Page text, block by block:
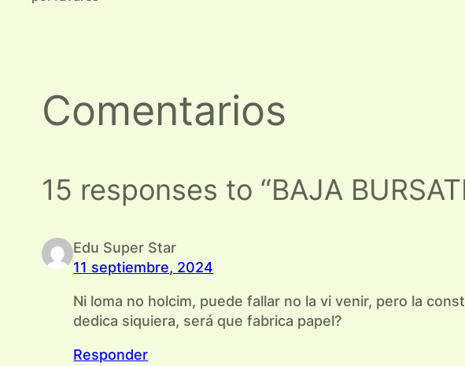
Comentarios
15 responses to “BAJA
Edu Super Star
11 septiembre, 2024
Ni loma no holcim, puede fallar no la vi venir, pero la
dedica siquiera, será que fabrica papel?
Responder